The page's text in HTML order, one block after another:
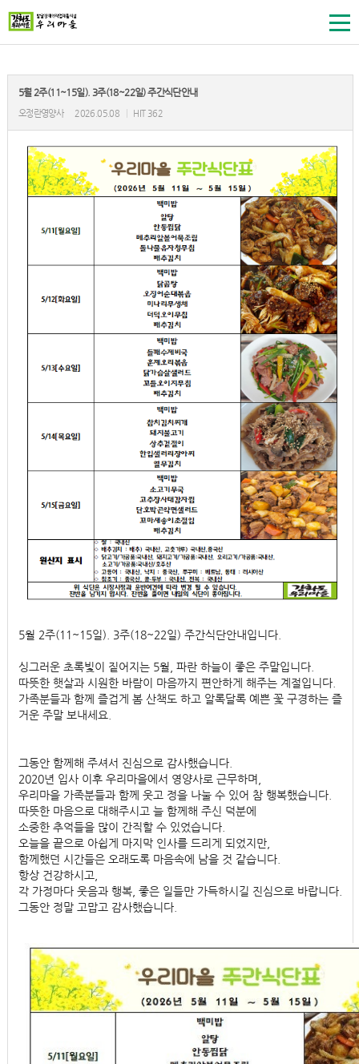
5월 2주(11~15일). 3주(18~22일) 주간식단안내
오정란영양사 2026.05.08 HIT 362
5월 2주(11~15일). 3주(18~22일) 주간식단안내입니다.
싱그러운 초록빛이 짙어지는 5월, 파란 하늘이 좋은 주말입니다.
따뜻한 햇살과 시원한 바람이 마음까지 편안하게 해주는 계절입니다.
가족분들과 함께 즐겁게 봄 산책도 하고 알록달록 예쁜 꽃 구경하는 즐
거운 주말 보내세요.
그동안 함께해 주셔서 진심으로 감사했습니다.
2020년 입사 이후 우리마을에서 영양사로 근무하며,
우리마을 가족분들과 함께 웃고 정을 나눌 수 있어 참 행복했습니다.
따뜻한 마음으로 대해주시고 늘 함께해 주신 덕분에
소중한 추억들을 많이 간직할 수 있었습니다.
오늘을 끝으로 아쉽게 마지막 인사를 드리게 되었지만,
함께했던 시간들은 오래도록 마음속에 남을 것 같습니다.
항상 건강하시고,
각 가정마다 웃음과 행복, 좋은 일들만 가득하시길 진심으로 바랍니다.
그동안 정말 고맙고 감사했습니다.